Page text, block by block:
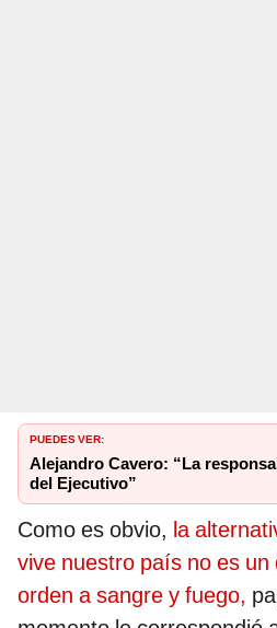
PUEDES VER:
Alejandro Cavero: “La
del Ejecutivo”
Como es obvio, la
vive nuestro país no es
orden a sangre y fuego,